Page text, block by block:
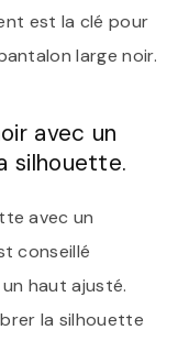
est la clé pour
large noir.
avec un
silhouette.
avec un
conseillé
haut ajusté.
la silhouette